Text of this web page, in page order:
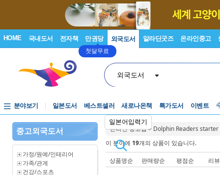
HOME 국내도서 전자책 만권당
첫달무료
외국도서 알라딘굿즈 온라인중고
외국도서
일본어입력기
분야보기 일본도서 베스트셀러 새로나온책 특가도서 이벤트
중고외국도서
가정/원예/인테리어
가족/관계
건강/스포츠
온라인 중고샵> Dolphin Readers starter
이 분야에 19개의 상품이 있습니다.
상품명순 판매량순 평점순 리